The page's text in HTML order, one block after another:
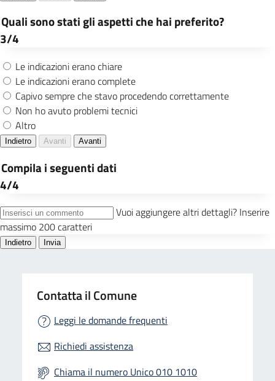
Contatta il Comune
Leggi le domande frequenti
Richiedi assistenza
Chiama il numero Unico 010 1010